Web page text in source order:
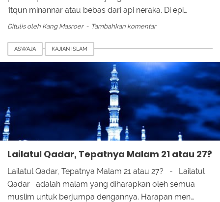
‘itqun minannar atau bebas dari api neraka. Di epi…
Ditulis oleh Kang Masroer Tambahkan komentar
ASWAJA KAJIAN ISLAM
Lailatul Qadar, Tepatnya Malam 21 atau 27?
Lailatul Qadar, Tepatnya Malam 21 atau 27? - Lailatul
Qadar adalah malam yang diharapkan oleh semua
muslim untuk berjumpa dengannya. Harapan men…